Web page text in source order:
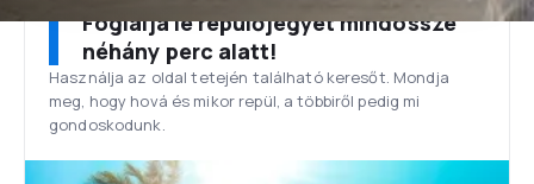
Foglalja le repülőjegyét mindössze
néhány perc alatt!
Használja az oldal tetején található keresőt. Mondja
meg, hogy hová és mikor repül, a többiről pedig mi
gondoskodunk.